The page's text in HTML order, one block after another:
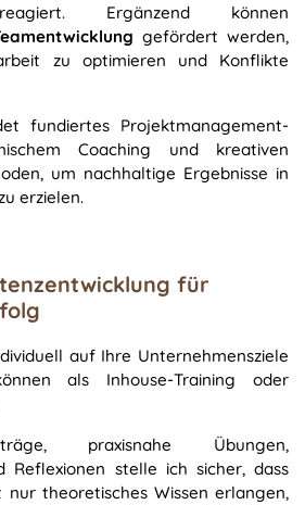
Ergänzend können
gefördert werden,
zu optimieren und Konflikte
fundiertes Projektmanagement-
Coaching und kreativen
um nachhaltige Ergebnisse in
erzielen.
für
auf Ihre Unternehmensziele
als Inhouse-Training oder
praxisnahe Übungen,
Reflexionen stelle ich sicher, dass
theoretisches Wissen erlangen,